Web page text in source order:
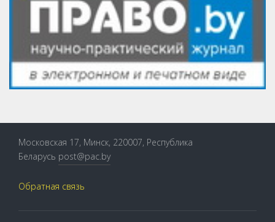
Московская 17, Минск, 220007, Республика
Беларусь post@pac.by
Обратная связь